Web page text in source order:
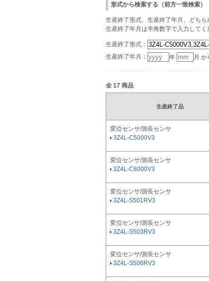
形式から検索する（前方一致検索）
生産終了形式、生産終了年月、どち
生産終了年月は半角数字で入力してく
生産終了形式：
生産終了年月：
年 月 か
全 17 商品
生産終了品
変位センサ/測長センサ
3Z4L-C5000V3
変位センサ/測長センサ
3Z4L-C6000V3
変位センサ/測長センサ
3Z4L-S501RV3
変位センサ/測長センサ
3Z4L-S503RV3
変位センサ/測長センサ
3Z4L-S506RV3